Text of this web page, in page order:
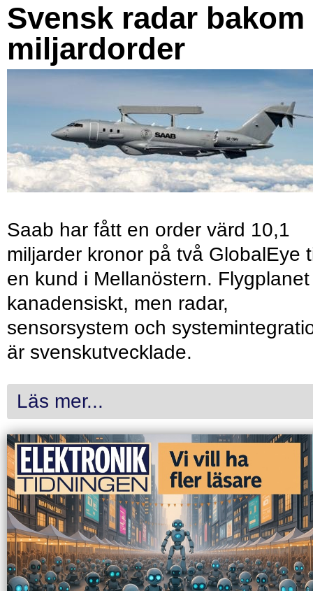
Svensk radar bakom
miljardorder
Saab har fått en order värd 10,1
miljarder kronor på två GlobalEye
en kund i Mellanöstern.
kanadensiskt, men radar,
sensorsystem och
är svenskutvecklade.
Läs mer...